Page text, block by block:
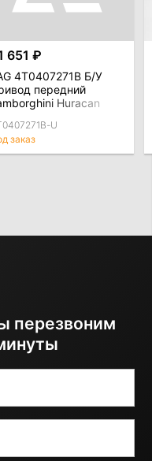
651 ₽
4T0407271B Б/У
передний
Huracan
U
заказ
перезвоним